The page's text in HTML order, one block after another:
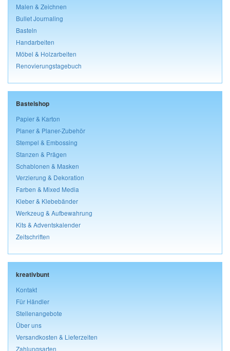
Malen & Zeichnen
Bullet Journaling
Basteln
Handarbeiten
Möbel & Holzarbeiten
Renovierungstagebuch
Bastelshop
Papier & Karton
Planer & Planer-Zubehör
Stempel & Embossing
Stanzen & Prägen
Schablonen & Masken
Verzierung & Dekoration
Farben & Mixed Media
Kleber & Klebebänder
Werkzeug & Aufbewahrung
Kits & Adventskalender
Zeitschriften
kreativbunt
Kontakt
Für Händler
Stellenangebote
Über uns
Versandkosten & Lieferzeiten
Zahlungsarten